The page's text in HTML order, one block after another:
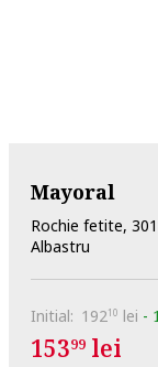
Mayoral
Rochie fetite,
Albastru
Initial: 19210 lei -
15399 lei